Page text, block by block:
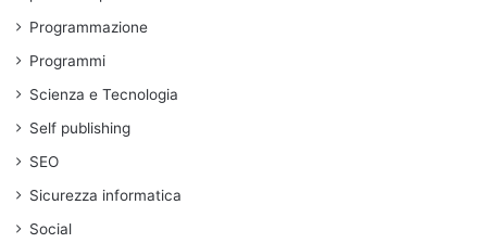
Programmazione
Programmi
Scienza e Tecnologia
Self publishing
SEO
Sicurezza informatica
Social